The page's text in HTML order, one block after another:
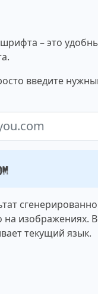
– это
введите
на
текущий язык.